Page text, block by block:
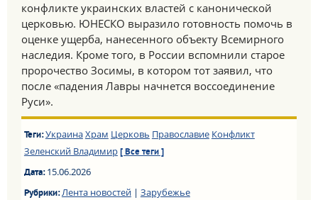
конфликте украинских властей с канонической
церковью. ЮНЕСКО выразило готовность помочь в
оценке ущерба, нанесенного объекту Всемирного
наследия. Кроме того, в России вспомнили старое
пророчество Зосимы, в котором тот заявил, что
после «падения Лавры начнется воссоединение
Руси».
Теги:УкраинаХрам Церковь Православие Конфликт
Зеленский Владимир [ Все теги ]
Дата:15.06.2026
Рубрики:Лента новостей| Зарубежье